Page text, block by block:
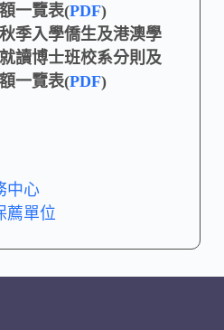
一覽表(PDF)
季入學僑生及港澳學
讀博士班校系分則及
一覽表(PDF)
中心
薦單位